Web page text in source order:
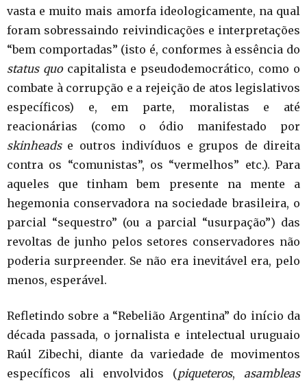
vasta e muito mais amorfa ideologicamente, na qual
foram sobressaindo reivindicações e interpretações
“bem comportadas” (isto é, conformes à essência do
status quocapitalista e pseudodemocrático, como o
combate à corrupção e a rejeição de atos legislativos
específicos) e, em parte, moralistas e até
reacionárias (como o ódio manifestado por
skinheadse outros indivíduos e grupos de direita
contra os “comunistas”, os “vermelhos” etc.). Para
aqueles que tinham bem presente na mente a
hegemonia conservadora na sociedade brasileira, o
parcial “sequestro” (ou a parcial “usurpação”) das
revoltas de junho pelos setores conservadores não
poderia surpreender. Se não era inevitável era, pelo
menos, esperável.
Refletindo sobre a “Rebelião Argentina” do início da
década passada, o jornalista e intelectual uruguaio
Raúl Zibechi, diante da variedade de movimentos
específicos ali envolvidos (piqueteros, asambleas